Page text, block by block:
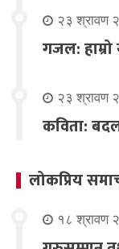
२३ श्रावण
गजल:
२३ श्रावण
कविता:
लोकप्रिय
१८ श्रावण